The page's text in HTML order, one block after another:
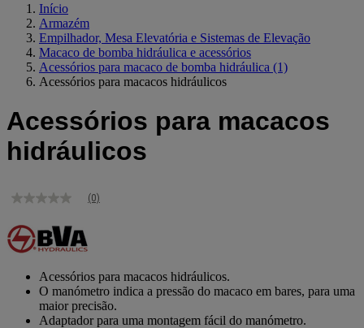
Início
Armazém
Empilhador, Mesa Elevatória e Sistemas de Elevação
Macaco de bomba hidráulica e acessórios
Acessórios para macaco de bomba hidráulica (1)
Acessórios para macacos hidráulicos
Acessórios para macacos
hidráulicos
Sem
de
classificação
Link
mesma
página.
(0)
Acessórios para macacos hidráulicos.
O manómetro indica a pressão do macaco em bares, para uma
maior precisão.
Adaptador para uma montagem fácil do manómetro.